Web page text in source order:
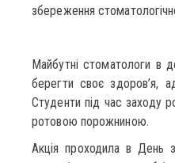
збереження
Майбутні стоматологи в
берегти своє здоров’я,
Студенти під час заходу
ротовою порожниною.
Акція проходила в День